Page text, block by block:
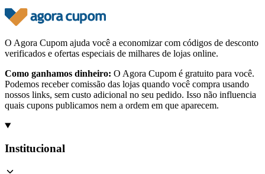
O Agora Cupom ajuda você a economizar com códigos de desconto
verificados e ofertas especiais de milhares de lojas online.
Como ganhamos dinheiro: O Agora Cupom é gratuito para você.
Podemos receber comissão das lojas quando você compra usando
nossos links, sem custo adicional no seu pedido. Isso não influencia
quais cupons publicamos nem a ordem em que aparecem.
Institucional